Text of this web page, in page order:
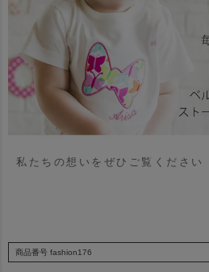
私たちの想いをぜひご覧ください
商品番号 fashion176